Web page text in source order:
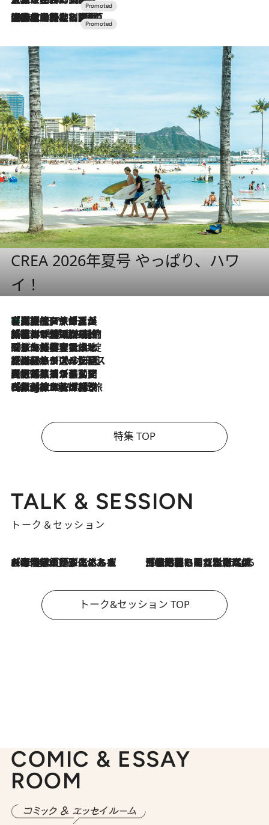
2026.7.10
NEW OPEN！【界 草津】名湯の地に誕生。趣の異なる2種の温泉と上州ならではの会席・蕎麦割烹など美食を味わう究極の癒やし旅
CREA 2026年夏号 やっぱり、ハワ
イ！
2026.8.7
【厳選旅コスメ】「多機能アイテムがメイン！」旅好き美容エディターが選んだ夏旅ベストコスメを発表【Mサイズジップ】
2026.8.6
「荷物が増えるほど旅ストレスは増す」美容ジャーナリストがたどり着いた最終結論。“化粧品を劇的に減らす”感動の凝縮美容とは
2026.8.6
「旅先には金髪ウィッグを持参」日本と同じメイクでは損してる!? 美容ジャーナリストが提案する“掟破りの旅美容”とは
2026.8.6
【厳選旅コスメ】「身軽さ＆UV対策重視！」ヘアアーティストshucoが選んだ夏旅ベストコスメを発表【Mサイズジップ】
2026.8.5
【厳選旅コスメ】国内をあちこち移動する河井菜摘が選んだ夏旅ベストコスメ発表！「リラックスアイテムはマスト」【Mサイズジップ】
2026.8.4
【厳選旅コスメ】「紫外線＆乾燥対策しながらメイク感も！」ヘア＆メイクGeorgeが選んだ夏旅ベストコスメを発表！【Mサイズジップ】
特集 TOP
TALK & SESSION
トーク＆セッション
2026.8.3
「今後値上げがあるとすれば…」「リスクがあるのは今年の冬」エネルギー専門家が語る、ホルムズ海峡封鎖が家庭にもたらす“ある心配” 2026.8.3
「住宅建てられない…」「サーチャージ料の高値が続いている」ホルムズ海峡封鎖による影響はいつまで続く？《エネルギー専門家に聞く“どうなる日本の暮らし”》
トーク&セッション TOP
COMIC & ESSAY
ROOM